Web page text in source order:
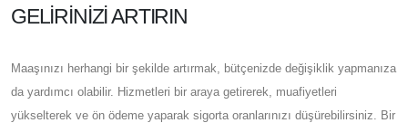
GELIRINIZI ARTIRIN
Maaşınızı herhangi bir şekilde artırmak, bütçenizde değişiklik yapmanıza
da yardımcı olabilir. Hizmetleri bir araya getirerek, muafiyetleri
yükselterek ve ön ödeme yaparak sigorta oranlarınızı düşürebilirsiniz. Bir